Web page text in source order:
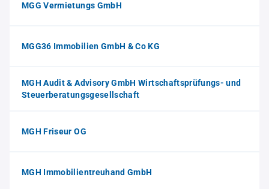
MGG Vermietungs GmbH
MGG36 Immobilien GmbH & Co KG
MGH Audit & Advisory GmbH Wirtschaftsprüfungs- und
Steuerberatungsgesellschaft
MGH Friseur OG
MGH Immobilientreuhand GmbH